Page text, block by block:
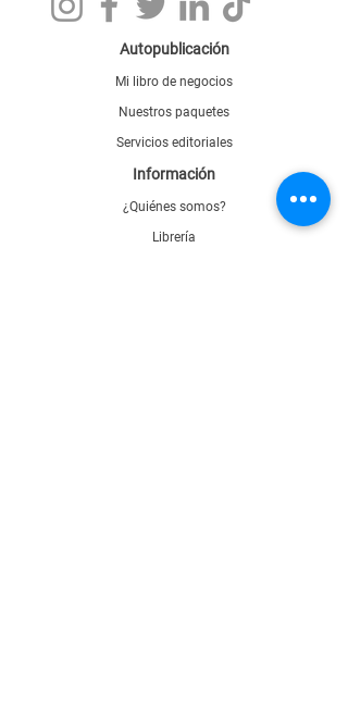
Autopublicación
Mi libro de negocios
Nuestros paquetes
Servicios editoriales
Información
¿Quiénes somos?
Librería